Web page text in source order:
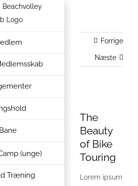
(unge)
Træning
Forrige
Næste
større
billede
The
Beauty
of Bike
Touring
Lorem ipsum